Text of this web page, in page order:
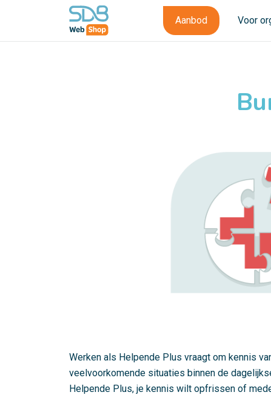
Aanbod Voor
Werken als Helpende Plus vraagt om kennis
veelvoorkomende situaties binnen de
Helpende Plus, je kennis wilt opfrissen of